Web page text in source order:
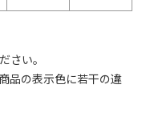
さい。
品の表示色に若干の違